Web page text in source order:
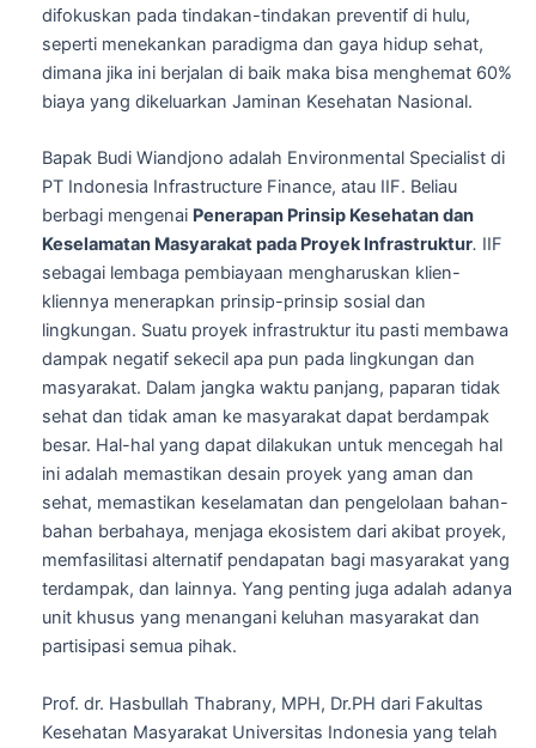
difokuskan pada tindakan-tindakan preventif di hulu,
seperti menekankan paradigma dan gaya hidup sehat,
dimana jika ini berjalan di baik maka bisa menghemat 60%
biaya yang dikeluarkan Jaminan Kesehatan Nasional.
Bapak Budi Wiandjono adalah Environmental Specialist di
PT Indonesia Infrastructure Finance, atau IIF. Beliau
berbagi mengenai Penerapan Prinsip Kesehatan dan
Keselamatan Masyarakat pada Proyek Infrastruktur. IIF
sebagai lembaga pembiayaan mengharuskan klien-
kliennya menerapkan prinsip-prinsip sosial dan
lingkungan. Suatu proyek infrastruktur itu pasti membawa
dampak negatif sekecil apa pun pada lingkungan dan
masyarakat. Dalam jangka waktu panjang, paparan tidak
sehat dan tidak aman ke masyarakat dapat berdampak
besar. Hal-hal yang dapat dilakukan untuk mencegah hal
ini adalah memastikan desain proyek yang aman dan
sehat, memastikan keselamatan dan pengelolaan bahan-
bahan berbahaya, menjaga ekosistem dari akibat proyek,
memfasilitasi alternatif pendapatan bagi masyarakat yang
terdampak, dan lainnya. Yang penting juga adalah adanya
unit khusus yang menangani keluhan masyarakat dan
partisipasi semua pihak.
Prof. dr. Hasbullah Thabrany, MPH, Dr.PH dari Fakultas
Kesehatan Masyarakat Universitas Indonesia yang telah